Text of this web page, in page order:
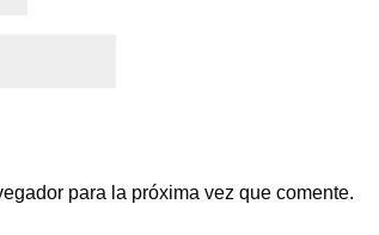
para la próxima vez que comente.